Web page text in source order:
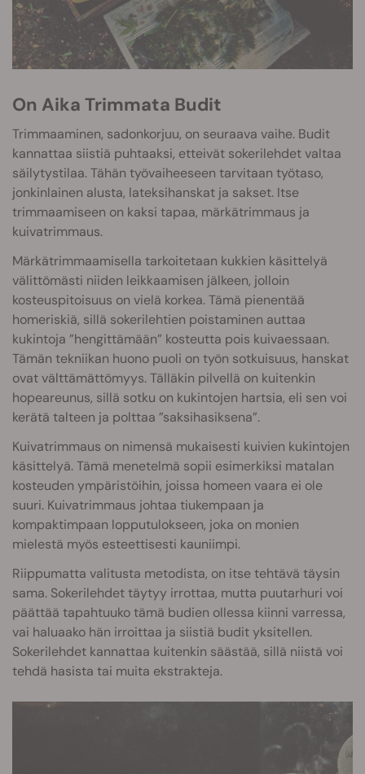
On Aika Trimmata Budit
Trimmaaminen, sadonkorjuu, on seuraava vaihe. Budit
kannattaa siistiä puhtaaksi, etteivät sokerilehdet valtaa
säilytystilaa. Tähän työvaiheeseen tarvitaan työtaso,
jonkinlainen alusta, lateksihanskat ja sakset. Itse
trimmaamiseen on kaksi tapaa, märkätrimmaus ja
kuivatrimmaus.
Märkätrimmaamisella tarkoitetaan kukkien käsittelyä
välittömästi niiden leikkaamisen jälkeen, jolloin
kosteuspitoisuus on vielä korkea. Tämä pienentää
homeriskiä, sillä sokerilehtien poistaminen auttaa
kukintoja ”hengittämään” kosteutta pois kuivaessaan.
Tämän tekniikan huono puoli on työn sotkuisuus, hanskat
ovat välttämättömyys. Tälläkin pilvellä on kuitenkin
hopeareunus, sillä sotku on kukintojen hartsia, eli sen voi
kerätä talteen ja polttaa ”saksihasiksena”.
Kuivatrimmaus on nimensä mukaisesti kuivien kukintojen
käsittelyä. Tämä menetelmä sopii esimerkiksi matalan
kosteuden ympäristöihin, joissa homeen vaara ei ole
suuri. Kuivatrimmaus johtaa tiukempaan ja
kompaktimpaan lopputulokseen, joka on monien
mielestä myös esteettisesti kauniimpi.
Riippumatta valitusta metodista, on itse tehtävä täysin
sama. Sokerilehdet täytyy irrottaa, mutta puutarhuri voi
päättää tapahtuuko tämä budien ollessa kiinni varressa,
vai haluaako hän irroittaa ja siistiä budit yksitellen.
Sokerilehdet kannattaa kuitenkin säästää, sillä niistä voi
tehdä hasista tai muita ekstrakteja.